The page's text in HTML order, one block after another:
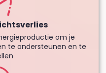
om je
te ondersteunen en te